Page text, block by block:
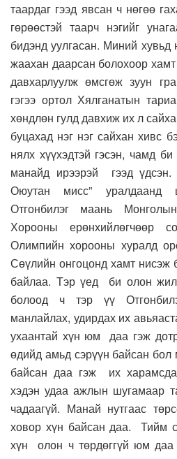
таардаг гээд явсан ч нөгөө
гөрөөстэй таарч нэгийг
бидэнд уулгасан. Миний хувьд
жаахан даарсан болохоор
давхарлуулж өмсгөж зуун
гэгээ ортол Хялганатын
хөндлөн гулд давхиж их л
буцахад нэг нэг сайхан хивс
нялх хүүхэдтэй гэсэн, чамд
манайд ирээрэй гээд
Оюутан мисс” уралдаанд
Отгонбилэг маань
Хорооны ерөнхийлөгчөөр
Олимпийн хорооны хуралд
Сөүлийн онгоцонд хамт нисэж
байлаа. Тэр үед би олон
болоод ч тэр үү
манлайлах, удирдах их
ухаантай хүн юм даа гэж
өдийд амьд сэрүүн байсан бол
байсан даа гэж их
хэдэн удаа ажлын шугамаар
чадаагүй. Манай нутгаас
ховор хүн байсан даа. Тийм
хүн олон ч төрдөггүй юм даа